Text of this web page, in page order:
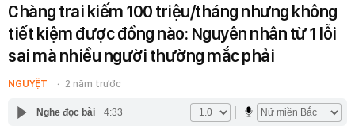
Chàng trai kiếm 100 triệu/tháng nhưng không
tiết kiệm được đồng nào: Nguyên nhân từ 1 lỗi
sai mà nhiều người thường mắc phải
NGUYỆT 2 năm trước
Nghe đọc bài 4:33